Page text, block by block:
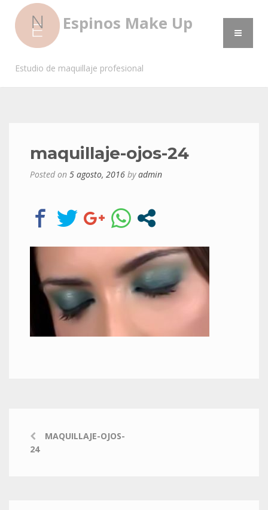
Espinos Make Up
Estudio de maquillaje profesional
maquillaje-ojos-24
Posted on 5 agosto, 2016 byadmin
MAQUILLAJE-OJOS-
24